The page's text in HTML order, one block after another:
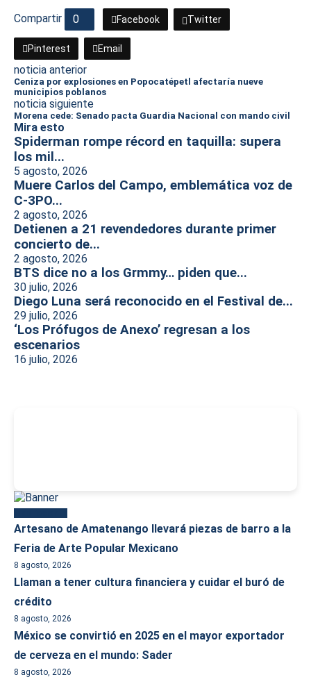
Compartir 0 Facebook Twitter
Pinterest Email
noticia anterior
Ceniza por explosiones en Popocatépetl afectaría nueve
municipios poblanos
noticia siguiente
Morena cede: Senado pacta Guardia Nacional con mando civil
Mira esto
Spiderman rompe récord en taquilla: supera
los mil...
5 agosto, 2026
Muere Carlos del Campo, emblemática voz de
C-3PO...
2 agosto, 2026
Detienen a 21 revendedores durante primer
concierto de...
2 agosto, 2026
BTS dice no a los Grmmy… piden que...
30 julio, 2026
Diego Luna será reconocido en el Festival de...
29 julio, 2026
‘Los Prófugos de Anexo’ regresan a los
escenarios
16 julio, 2026
Artesano de Amatenango llevará piezas de barro a la
Feria de Arte Popular Mexicano
8 agosto, 2026
Llaman a tener cultura financiera y cuidar el buró de
crédito
8 agosto, 2026
México se convirtió en 2025 en el mayor exportador
de cerveza en el mundo: Sader
8 agosto, 2026